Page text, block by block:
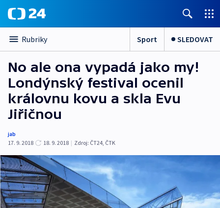
Rubriky Sport SLEDOVAT
No ale ona vypadá jako my!
Londýnský festival ocenil
královnu kovu a skla Evu
Jiřičnou
jab
17. 9. 2018
18. 9. 2018 | Zdroj: ČT24, ČTK